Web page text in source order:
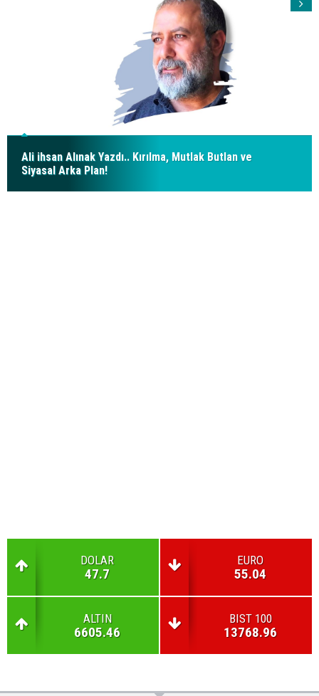
Ali ihsan Alınak Yazdı.. Kırılma, Mutlak Butlan ve
Siyasal Arka Plan!
DOLAR
47.7
EURO
55.04
ALTIN
6605.46
BIST 100
13768.96